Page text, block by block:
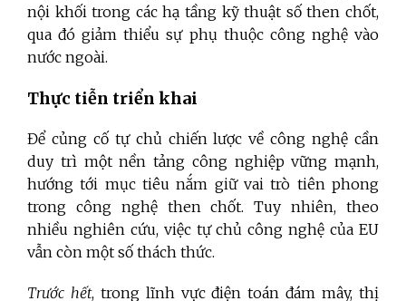
nội khối trong các hạ tầng kỹ thuật số then chốt,
qua đó giảm thiểu sự phụ thuộc công nghệ vào
nước ngoài.
Thực tiễn triển khai
Để củng cố tự chủ chiến lược về công nghệ cần
duy trì một nền tảng công nghiệp vững mạnh,
hướng tới mục tiêu nắm giữ vai trò tiên phong
trong công nghệ then chốt. Tuy nhiên, theo
nhiều nghiên cứu, việc tự chủ công nghệ của EU
vẫn còn một số thách thức.
Trước hết, trong lĩnh vực điện toán đám mây, thị